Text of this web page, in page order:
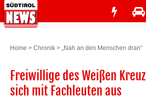
Home > Chronik > „Nah an den Menschen dran“
Freiwillige des Weißen
sich mit Fachleuten aus